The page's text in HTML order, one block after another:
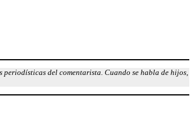
del comentarista. Cuando se habla de hijos,